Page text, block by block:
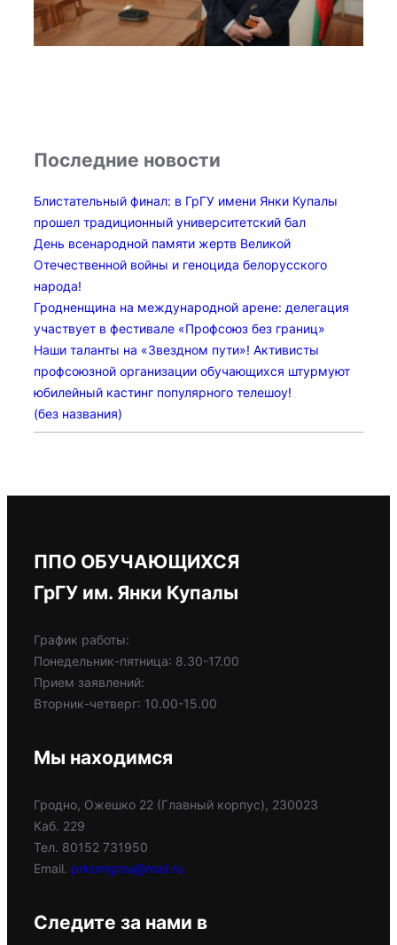
Последние новости
Блистательный финал: в ГрГУ имени Янки Купалы
прошел традиционный университетский бал
День всенародной памяти жертв Великой
Отечественной войны и геноцида белорусского
народа!
Гродненщина на международной арене: делегация
участвует в фестивале «Профсоюз без границ»
Наши таланты на «Звездном пути»! Активисты
профсоюзной организации обучающихся штурмуют
юбилейный кастинг популярного телешоу!
(без названия)
ППО ОБУЧАЮЩИХСЯ
ГрГУ им. Янки Купалы
График работы:
Понедельник-пятница: 8.30-17.00
Прием заявлений:
Вторник-четверг: 10.00-15.00
Мы находимся
Гродно, Ожешко 22 (Главный корпус), 230023
Каб. 229
Тел. 80152 731950
Email. prkomgrsu@mail.ru
Следите за нами в